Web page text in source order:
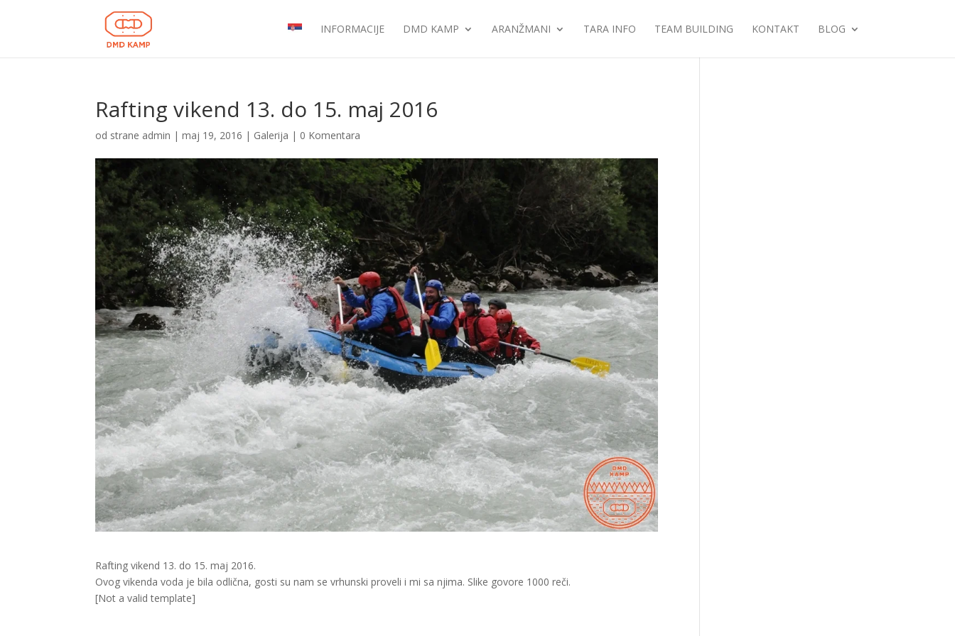
INFORMACIJE DMD KAMP ARANŽMANI TARA INFO TEAM BUILDING KONTAKT BLOG
Rafting vikend 13. do 15. maj 2016
od strane admin |maj 19, 2016 | Galerija | 0 Komentara
Rafting vikend 13. do 15. maj 2016.
Ovog vikenda voda je bila odlična, gosti su nam se vrhunski proveli i mi sa njima. Slike govore 1000 reči.
[Not a valid template]